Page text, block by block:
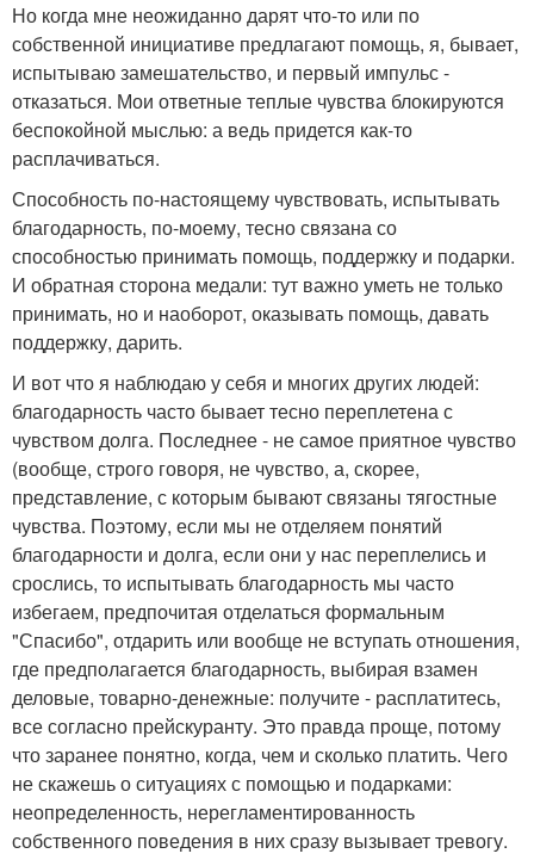
Но когда мне неожиданно дарят что-то или по
собственной инициативе предлагают помощь, я, бывает,
испытываю замешательство, и первый импульс -
отказаться. Мои ответные теплые чувства блокируются
беспокойной мыслью: а ведь придется как-то
расплачиваться.
Способность по-настоящему чувствовать, испытывать
благодарность, по-моему, тесно связана со
способностью принимать помощь, поддержку и подарки.
И обратная сторона медали: тут важно уметь не только
принимать, но и наоборот, оказывать помощь, давать
поддержку, дарить.
И вот что я наблюдаю у себя и многих других людей:
благодарность часто бывает тесно переплетена с
чувством долга. Последнее - не самое приятное чувство
(вообще, строго говоря, не чувство, а, скорее,
представление, с которым бывают связаны тягостные
чувства. Поэтому, если мы не отделяем понятий
благодарности и долга, если они у нас переплелись и
срослись, то испытывать благодарность мы часто
избегаем, предпочитая отделаться формальным
"Спасибо", отдарить или вообще не вступать отношения,
где предполагается благодарность, выбирая взамен
деловые, товарно-денежные: получите - расплатитесь,
все согласно прейскуранту. Это правда проще, потому
что заранее понятно, когда, чем и сколько платить. Чего
не скажешь о ситуациях с помощью и подарками:
неопределенность, нерегламентированность
собственного поведения в них сразу вызывает тревогу.